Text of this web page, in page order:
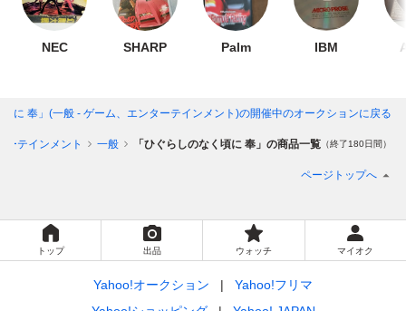
NEC SHARP Palm IBM
に 奉」(一般 - ゲーム、エンターテインメント)の開催中のオークションに戻る
ーテインメント 一般 「ひぐらしのなく頃に 奉」の商品一覧 （終了180日間）
ページトップへ
トップ 出品 ウォッチ マイオク
Yahoo!オークション
Yahoo!フリマ